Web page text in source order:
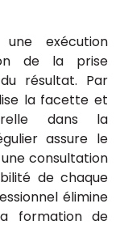
exécution
de la prise
résultat. Par
la facette et
dans la
assure le
consultation
de chaque
élimine
formation de